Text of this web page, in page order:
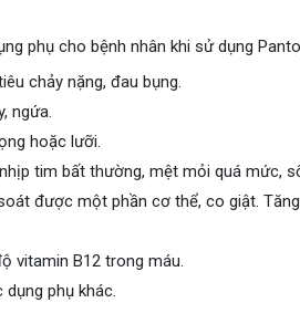
phụ cho bệnh nhân khi sử dụng
chảy nặng, đau bụng.
ngứa.
hoặc lưỡi.
tim bất thường, mệt mỏi quá mức,
được một phần cơ thể, co giật.
vitamin B12 trong máu.
phụ khác.